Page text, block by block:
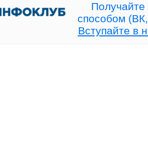
способом
Вступайте в